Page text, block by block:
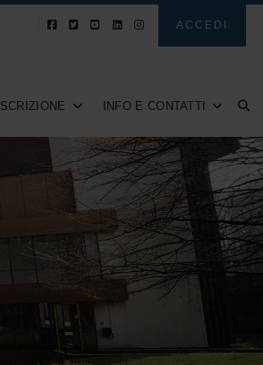
ACCEDI
ISCRIZIONE INFO E CONTATTI